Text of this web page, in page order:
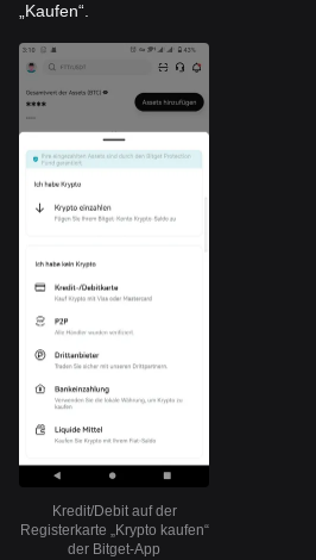
„Kaufen“.
Kredit/Debit auf der
Registerkarte „Krypto kaufen“
der Bitget-App